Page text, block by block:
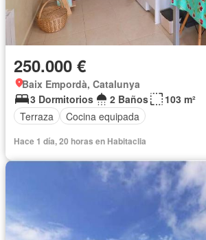
250.000 €
Baix Empordà, Catalunya
3 Dormitorios
2 Baños
103 m²
Terraza
Cocina equipada
Hace 1 día, 20 horas en Habitaclia